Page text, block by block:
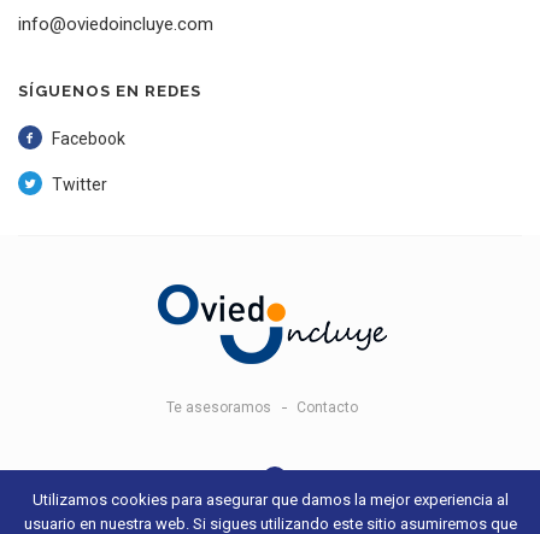
info@oviedoincluye.com
SÍGUENOS EN REDES
Facebook
Twitter
Te asesoramos Contacto
© 2018 Oviedo Incluye - Aviso legal y condiciones de uso- Sitio web
Utilizamos cookies para asegurar que damos la mejor experiencia al
usuario en nuestra web. Si sigues utilizando este sitio asumiremos que